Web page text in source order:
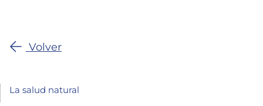
Volver
La salud natural